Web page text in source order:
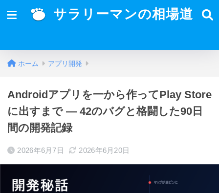
サラリーマンの相場道
ホーム アプリ開発
Androidアプリを一から作ってPlay Store
に出すまで — 42のバグと格闘した90日
間の開発記録
2026年6月7日 2026年6月20日